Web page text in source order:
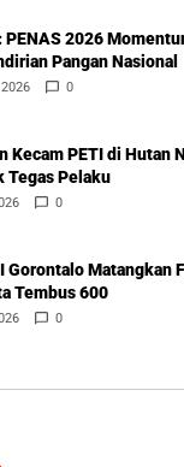
PENAS 2026
Pangan Nasional
0
Kecam PETI di Hutan
Tegas Pelaku
0
Gorontalo Matangkan
Tembus 600
0